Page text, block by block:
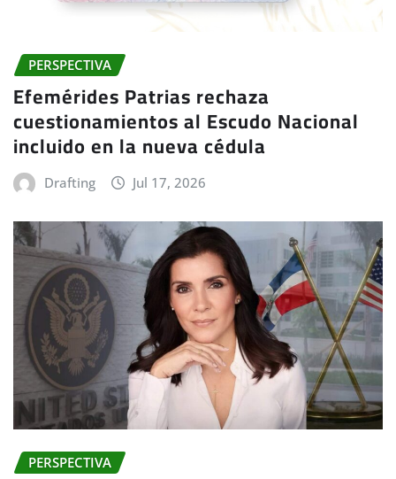
PERSPECTIVA
Efemérides Patrias rechaza
cuestionamientos al Escudo Nacional
incluido en la nueva cédula
Drafting Jul 17, 2026
PERSPECTIVA